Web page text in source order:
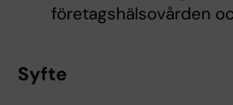
företagshälsovården
Syfte